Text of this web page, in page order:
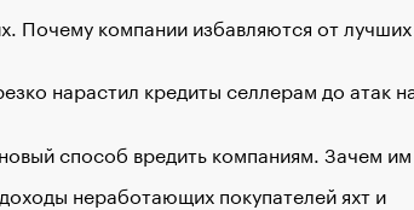
Почему компании избавляются от лучших
нарастил кредиты селлерам до атак
способ вредить компаниям. Зачем
неработающих покупателей яхт и